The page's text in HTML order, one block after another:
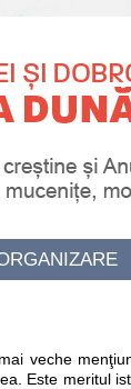
veche
Este meritul